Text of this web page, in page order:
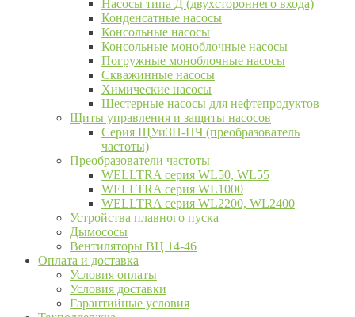
Насосы типа Д (двухстороннего входа)
Конденсатные насосы
Консольные насосы
Консольные моноблочные насосы
Погружные моноблочные насосы
Скважинные насосы
Химические насосы
Шестерные насосы для нефтепродуктов
Щиты управления и защиты насосов
Серия ЩУиЗН-ПЧ (преобразователь
частоты)
Преобразователи частоты
WELLTRA cерия WL50, WL55
WELLTRA cерия WL1000
WELLTRA серия WL2200, WL2400
Устройства плавного пуска
Дымососы
Вентиляторы ВЦ 14-46
Оплата и доставка
Условия оплаты
Условия доставки
Гарантийные условия